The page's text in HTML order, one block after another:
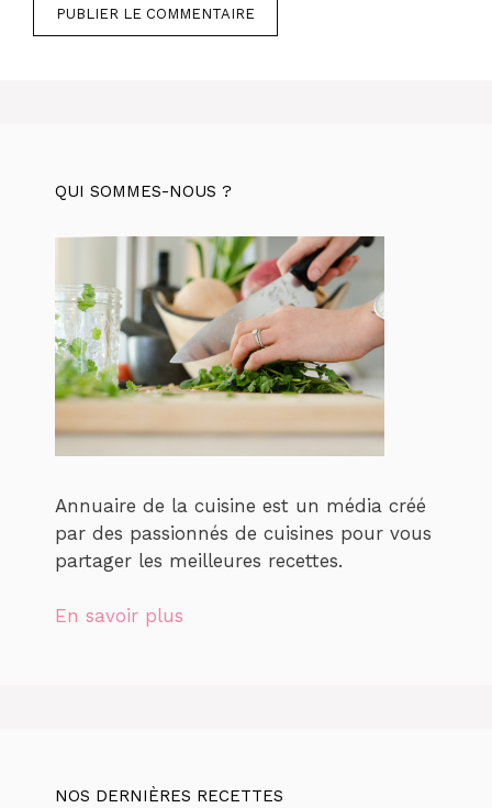
QUI SOMMES-NOUS ?
Annuaire de la cuisine est un média créé
par des passionnés de cuisines pour vous
partager les meilleures recettes.
En savoir plus
NOS DERNIÈRES RECETTES